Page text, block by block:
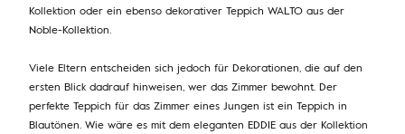
Kollektion oder ein ebenso dekorativer Teppich WALTO aus der
Noble-Kollektion.
Viele Eltern entscheiden sich jedoch für Dekorationen, die auf den
ersten Blick dadrauf hinweisen, wer das Zimmer bewohnt. Der
perfekte Teppich für das Zimmer eines Jungen ist ein Teppich in
Blautönen. Wie wäre es mit dem eleganten EDDIE aus der Kollektion